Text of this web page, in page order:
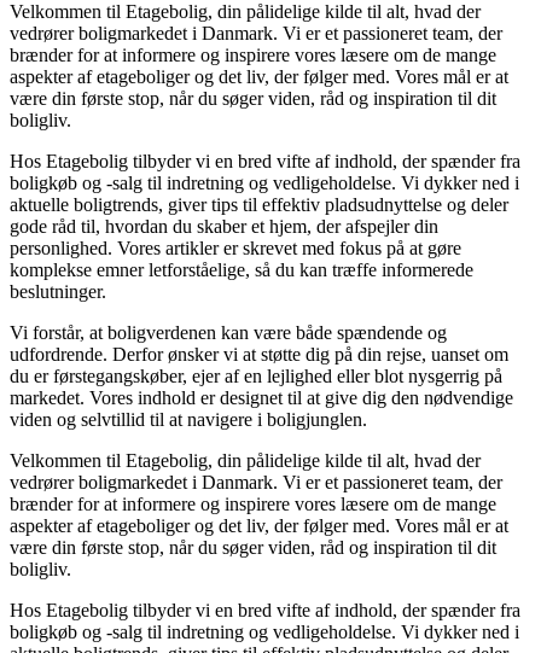
Velkommen til Etagebolig, din pålidelige kilde til alt, hvad der
vedrører boligmarkedet i Danmark. Vi er et passioneret team, der
brænder for at informere og inspirere vores læsere om de mange
aspekter af etageboliger og det liv, der følger med. Vores mål er at
være din første stop, når du søger viden, råd og inspiration til dit
boligliv.
Hos Etagebolig tilbyder vi en bred vifte af indhold, der spænder fra
boligkøb og -salg til indretning og vedligeholdelse. Vi dykker ned i
aktuelle boligtrends, giver tips til effektiv pladsudnyttelse og deler
gode råd til, hvordan du skaber et hjem, der afspejler din
personlighed. Vores artikler er skrevet med fokus på at gøre
komplekse emner letforståelige, så du kan træffe informerede
beslutninger.
Vi forstår, at boligverdenen kan være både spændende og
udfordrende. Derfor ønsker vi at støtte dig på din rejse, uanset om
du er førstegangskøber, ejer af en lejlighed eller blot nysgerrig på
markedet. Vores indhold er designet til at give dig den nødvendige
viden og selvtillid til at navigere i boligjunglen.
Velkommen til Etagebolig, din pålidelige kilde til alt, hvad der
vedrører boligmarkedet i Danmark. Vi er et passioneret team, der
brænder for at informere og inspirere vores læsere om de mange
aspekter af etageboliger og det liv, der følger med. Vores mål er at
være din første stop, når du søger viden, råd og inspiration til dit
boligliv.
Hos Etagebolig tilbyder vi en bred vifte af indhold, der spænder fra
boligkøb og -salg til indretning og vedligeholdelse. Vi dykker ned i